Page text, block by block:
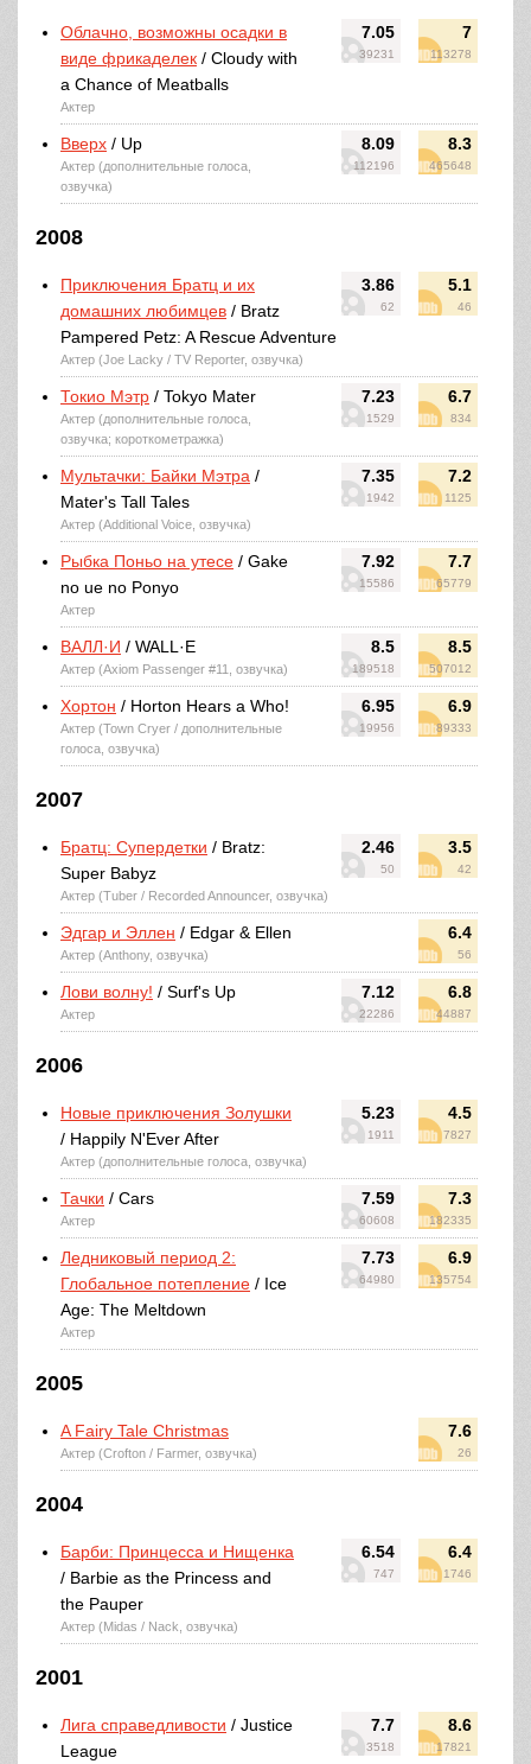
7.05
39231
7
113278
Облачно, возможны осадки в
виде фрикаделек / Cloudy with
a Chance of Meatballs
Актер
8.09
112196
8.3
465648
Вверх / Up
Актер (дополнительные голоса,
озвучка)
2008
3.86
62
5.1
46
Приключения Братц и их
домашних любимцев / Bratz
Pampered Petz: A Rescue Adventure
Актер (Joe Lacky / TV Reporter, озвучка)
7.23
1529
6.7
834
Токио Мэтр / Tokyo Mater
Актер (дополнительные голоса,
озвучка; короткометражка)
7.35
1942
7.2
1125
Мультачки: Байки Мэтра /
Mater's Tall Tales
Актер (Additional Voice, озвучка)
7.92
15586
7.7
65779
Рыбка Поньо на утесе / Gake
no ue no Ponyo
Актер
8.5
189518
8.5
507012
ВАЛЛ·И / WALL·E
Актер (Axiom Passenger #11, озвучка)
6.95
19956
6.9
89333
Хортон / Horton Hears a Who!
Актер (Town Cryer / дополнительные
голоса, озвучка)
2007
2.46
50
3.5
42
Братц: Супердетки / Bratz:
Super Babyz
Актер (Tuber / Recorded Announcer, озвучка)
6.4
56
Эдгар и Эллен / Edgar & Ellen
Актер (Anthony, озвучка)
7.12
22286
6.8
44887
Лови волну! / Surf's Up
Актер
2006
5.23
1911
4.5
7827
Новые приключения Золушки
/ Happily N'Ever After
Актер (дополнительные голоса, озвучка)
7.59
60608
7.3
182335
Тачки / Cars
Актер
7.73
64980
6.9
135754
Ледниковый период 2:
Глобальное потепление / Ice
Age: The Meltdown
Актер
2005
7.6
26
A Fairy Tale Christmas
Актер (Crofton / Farmer, озвучка)
2004
6.54
747
6.4
1746
Барби: Принцесса и Нищенка
/ Barbie as the Princess and
the Pauper
Актер (Midas / Nack, озвучка)
2001
7.7
3518
8.6
17821
Лига справедливости / Justice
League